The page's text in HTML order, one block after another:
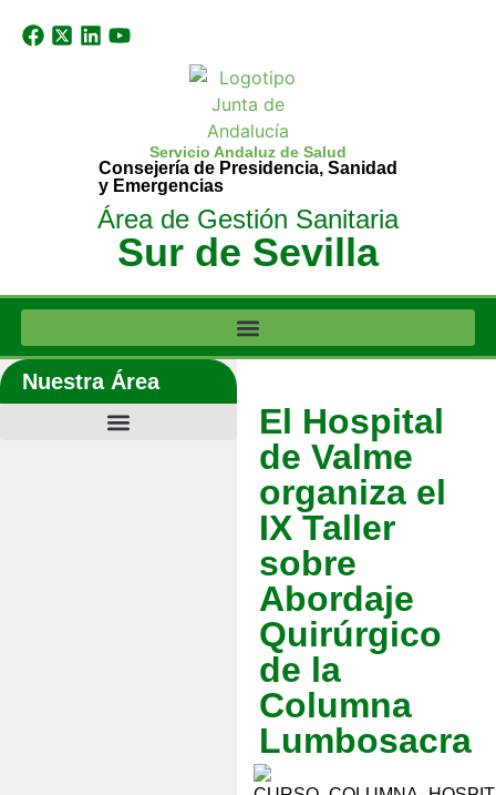
Servicio Andaluz de Salud
Consejería de Presidencia, Sanidad
y Emergencias
Área de Gestión Sanitaria
Sur de Sevilla
Nuestra Área
El Hospital
de Valme
organiza el
IX Taller
sobre
Abordaje
Quirúrgico
de la
Columna
Lumbosacra